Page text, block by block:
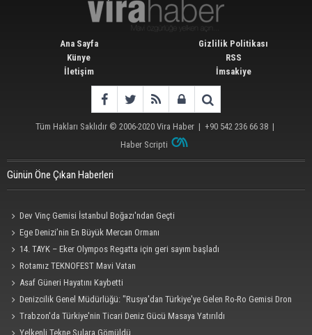
Ana Sayfa
Künye
İletişim
Gizlilik Politikası
RSS
İmsakiye
Tüm Hakları Saklıdır © 2006-2020 Vira Haber | +90 542 236 66 38 |
Haber Scripti
Günün Öne Çıkan Haberleri
Dev Vinç Gemisi İstanbul Boğazı'ndan Geçti
Ege Denizi’nin En Büyük Mercan Ormanı
14. TAYK – Eker Olympos Regatta için geri sayım başladı
Rotamız TEKNOFEST Mavi Vatan
Asaf Güneri Hayatını Kaybetti
Denizcilik Genel Müdürlüğü: "Rusya'dan Türkiye'ye Gelen Ro-Ro Gemisi Dron
Saldırısına Uğradı"
Trabzon'da Türkiye'nin Ticari Deniz Gücü Masaya Yatırıldı
Yelkenli Tekne Sulara Gömüldü